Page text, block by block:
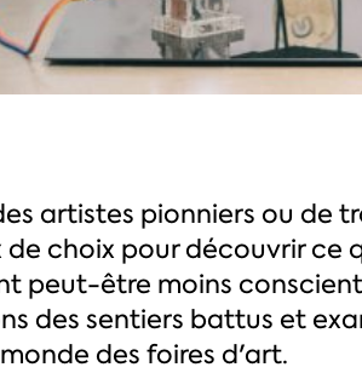
artistes pionniers ou de
choix pour découvrir ce
peut-être moins
des sentiers battus et
des foires d'art.